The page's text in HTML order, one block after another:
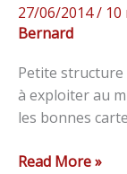
27/06/2014/
Bernard
Petite structure
à exploiter au
les bonnes
Read More »